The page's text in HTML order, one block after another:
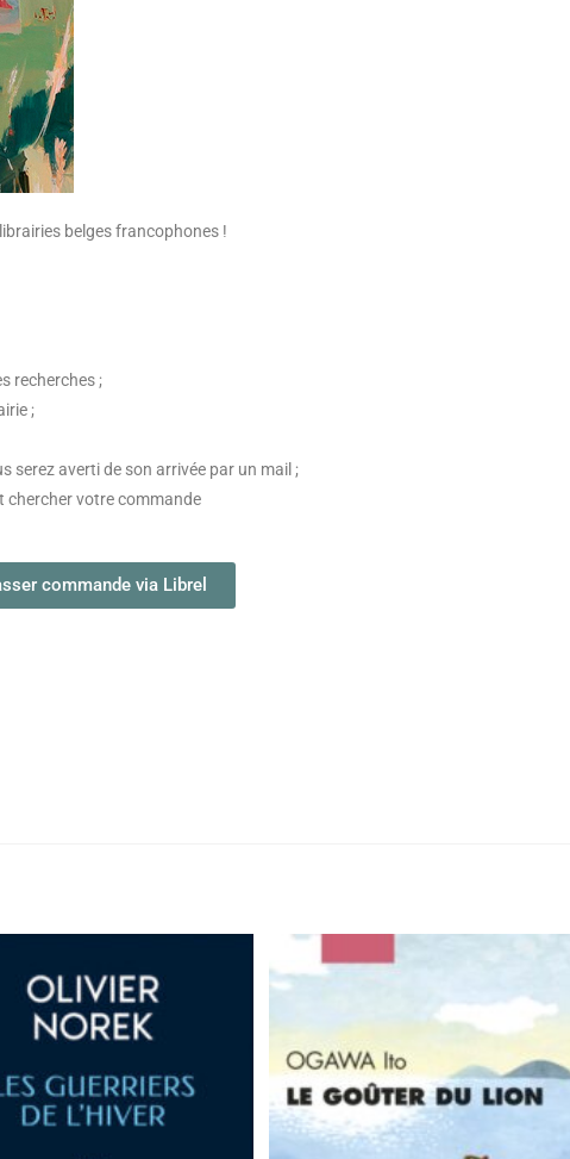
belges francophones !
recherches ;
;
serez averti de son arrivée par un mail ;
chercher votre commande
commande via Librel